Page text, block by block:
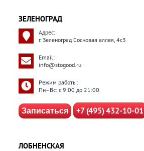
ЗЕЛЕНОГРАД
Адрес:
г. Зеленоград Сосновая аллея, 4с3
Email:
info@stogood.ru
Режим работы:
Пн–Вс: с 9:00 до 21:00
Записаться +7 (495) 432-10-01
ЛОБНЕНСКАЯ